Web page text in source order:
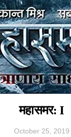
महासमर: I
October 25 2019